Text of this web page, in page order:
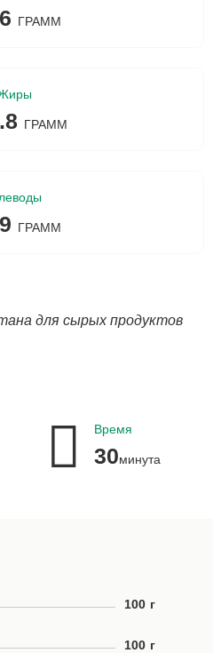
ГРАММ
ГРАММ
ГРАММ
для сырых продуктов
Время
30минута
100 г
100 г